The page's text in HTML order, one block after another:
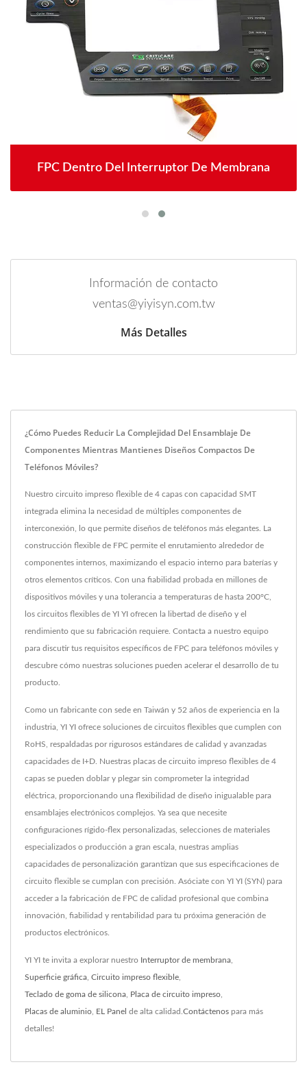
FPC Dentro Del Interruptor De Membrana
Información de contacto
ventas@yiyisyn.com.tw
Más Detalles
¿Cómo Puedes Reducir La Complejidad Del Ensamblaje De
Componentes Mientras Mantienes Diseños Compactos De
Teléfonos Móviles?
Nuestro circuito impreso flexible de 4 capas con capacidad SMT
integrada elimina la necesidad de múltiples componentes de
interconexión, lo que permite diseños de teléfonos más elegantes. La
construcción flexible de FPC permite el enrutamiento alrededor de
componentes internos, maximizando el espacio interno para baterías y
otros elementos críticos. Con una fiabilidad probada en millones de
dispositivos móviles y una tolerancia a temperaturas de hasta 200°C,
los circuitos flexibles de YI YI ofrecen la libertad de diseño y el
rendimiento que su fabricación requiere. Contacta a nuestro equipo
para discutir tus requisitos específicos de FPC para teléfonos móviles y
descubre cómo nuestras soluciones pueden acelerar el desarrollo de tu
producto.
Como un fabricante con sede en Taiwán y 52 años de experiencia en la
industria, YI YI ofrece soluciones de circuitos flexibles que cumplen con
RoHS, respaldadas por rigurosos estándares de calidad y avanzadas
capacidades de I+D. Nuestras placas de circuito impreso flexibles de 4
capas se pueden doblar y plegar sin comprometer la integridad
eléctrica, proporcionando una flexibilidad de diseño inigualable para
ensamblajes electrónicos complejos. Ya sea que necesite
configuraciones rígido-flex personalizadas, selecciones de materiales
especializados o producción a gran escala, nuestras amplias
capacidades de personalización garantizan que sus especificaciones de
circuito flexible se cumplan con precisión. Asóciate con YI YI (SYN) para
acceder a la fabricación de FPC de calidad profesional que combina
innovación, fiabilidad y rentabilidad para tu próxima generación de
productos electrónicos.
YI YI te invita a explorar nuestro Interruptor de membrana
Superficie gráfica Circuito impreso flexible
Teclado de goma de silicona Placa de circuito impreso
Placas de aluminio EL Panel de alta calidad. Contáctenos para más
detalles!